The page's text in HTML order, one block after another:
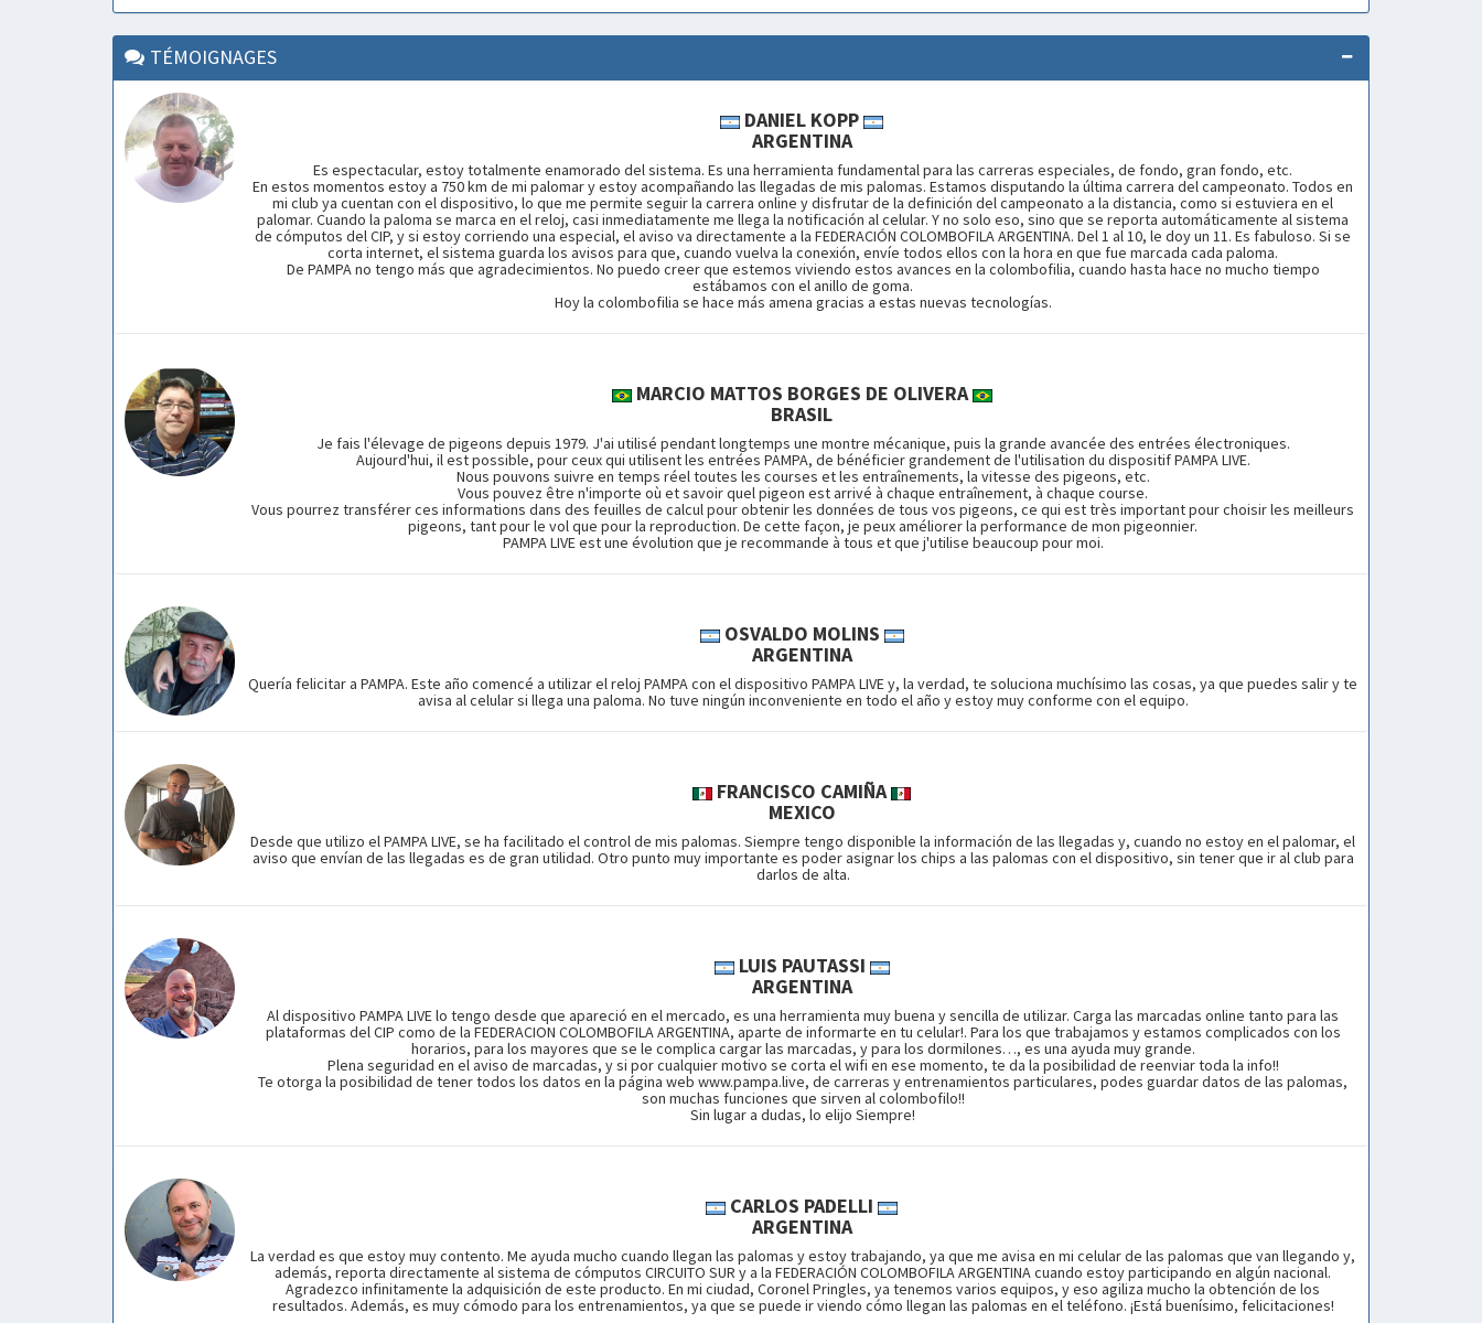
TÉMOIGNAGES
DANIEL KOPP
ARGENTINA
Es espectacular, estoy totalmente enamorado del sistema. Es una herramienta fundamental para las carreras especiales, de fondo, gran fondo, etc.
En estos momentos estoy a 750 km de mi palomar y estoy acompañando las llegadas de mis palomas. Estamos disputando la última carrera del campeonato. Todos en
mi club ya cuentan con el dispositivo, lo que me permite seguir la carrera online y disfrutar de la definición del campeonato a la distancia, como si estuviera en el
palomar. Cuando la paloma se marca en el reloj, casi inmediatamente me llega la notificación al celular. Y no solo eso, sino que se reporta automáticamente al sistema
de cómputos del CIP, y si estoy corriendo una especial, el aviso va directamente a la FEDERACIÓN COLOMBOFILA ARGENTINA. Del 1 al 10, le doy un 11. Es fabuloso. Si se
corta internet, el sistema guarda los avisos para que, cuando vuelva la conexión, envíe todos ellos con la hora en que fue marcada cada paloma.
De PAMPA no tengo más que agradecimientos. No puedo creer que estemos viviendo estos avances en la colombofilia, cuando hasta hace no mucho tiempo
estábamos con el anillo de goma.
Hoy la colombofilia se hace más amena gracias a estas nuevas tecnologías.
MARCIO MATTOS BORGES DE OLIVERA
BRASIL
Je fais l'élevage de pigeons depuis 1979. J'ai utilisé pendant longtemps une montre mécanique, puis la grande avancée des entrées électroniques.
Aujourd'hui, il est possible, pour ceux qui utilisent les entrées PAMPA, de bénéficier grandement de l'utilisation du dispositif PAMPA LIVE.
Nous pouvons suivre en temps réel toutes les courses et les entraînements, la vitesse des pigeons, etc.
Vous pouvez être n'importe où et savoir quel pigeon est arrivé à chaque entraînement, à chaque course.
Vous pourrez transférer ces informations dans des feuilles de calcul pour obtenir les données de tous vos pigeons, ce qui est très important pour choisir les meilleurs
pigeons, tant pour le vol que pour la reproduction. De cette façon, je peux améliorer la performance de mon pigeonnier.
PAMPA LIVE est une évolution que je recommande à tous et que j'utilise beaucoup pour moi.
OSVALDO MOLINS
ARGENTINA
Quería felicitar a PAMPA. Este año comencé a utilizar el reloj PAMPA con el dispositivo PAMPA LIVE y, la verdad, te soluciona muchísimo las cosas, ya que puedes salir y te
avisa al celular si llega una paloma. No tuve ningún inconveniente en todo el año y estoy muy conforme con el equipo.
FRANCISCO CAMIÑA
MEXICO
Desde que utilizo el PAMPA LIVE, se ha facilitado el control de mis palomas. Siempre tengo disponible la información de las llegadas y, cuando no estoy en el palomar, el
aviso que envían de las llegadas es de gran utilidad. Otro punto muy importante es poder asignar los chips a las palomas con el dispositivo, sin tener que ir al club para
darlos de alta.
LUIS PAUTASSI
ARGENTINA
Al dispositivo PAMPA LIVE lo tengo desde que apareció en el mercado, es una herramienta muy buena y sencilla de utilizar. Carga las marcadas online tanto para las
plataformas del CIP como de la FEDERACION COLOMBOFILA ARGENTINA, aparte de informarte en tu celular!. Para los que trabajamos y estamos complicados con los
horarios, para los mayores que se le complica cargar las marcadas, y para los dormilones…, es una ayuda muy grande.
Plena seguridad en el aviso de marcadas, y si por cualquier motivo se corta el wifi en ese momento, te da la posibilidad de reenviar toda la info!!
Te otorga la posibilidad de tener todos los datos en la página web www.pampa.live, de carreras y entrenamientos particulares, podes guardar datos de las palomas,
son muchas funciones que sirven al colombofilo!!
Sin lugar a dudas, lo elijo Siempre!
CARLOS PADELLI
ARGENTINA
La verdad es que estoy muy contento. Me ayuda mucho cuando llegan las palomas y estoy trabajando, ya que me avisa en mi celular de las palomas que van llegando y,
además, reporta directamente al sistema de cómputos CIRCUITO SUR y a la FEDERACIÓN COLOMBOFILA ARGENTINA cuando estoy participando en algún nacional.
Agradezco infinitamente la adquisición de este producto. En mi ciudad, Coronel Pringles, ya tenemos varios equipos, y eso agiliza mucho la obtención de los
resultados. Además, es muy cómodo para los entrenamientos, ya que se puede ir viendo cómo llegan las palomas en el teléfono. ¡Está buenísimo, felicitaciones!